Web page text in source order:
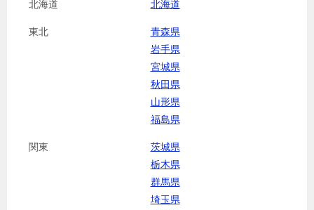
北海道 北海道
東北
青森県
岩手県
宮城県
秋田県
山形県
福島県
関東
茨城県
栃木県
群馬県
埼玉県